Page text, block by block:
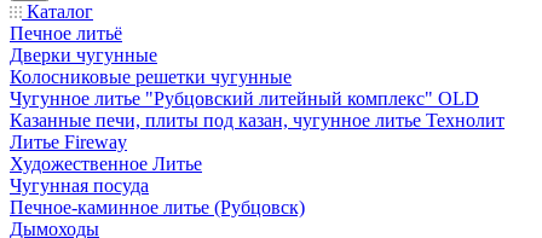
Каталог
Печное литьё
Дверки чугунные
Колосниковые решетки чугунные
Чугунное литье "Рубцовский литейный комплекс" OLD
Казанные печи, плиты под казан, чугунное литье Технолит
Литье Fireway
Художественное Литье
Чугунная посуда
Печное-каминное литье (Рубцовск)
Дымоходы